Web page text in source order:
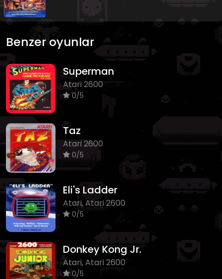
Benzer oyunlar
Superman
Atari 2600
0/5
Taz
Atari 2600
0/5
Eli's Ladder
Atari, Atari 2600
0/5
Donkey Kong Jr.
Atari, Atari 2600
0/5